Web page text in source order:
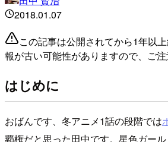
2018.01.07
この記事は公開されてから1年以
報が古い可能性がありますので、ご注
はじめに
おばんです、冬アニメ1話の段階では
覇権だと思った田中です。星色ガー